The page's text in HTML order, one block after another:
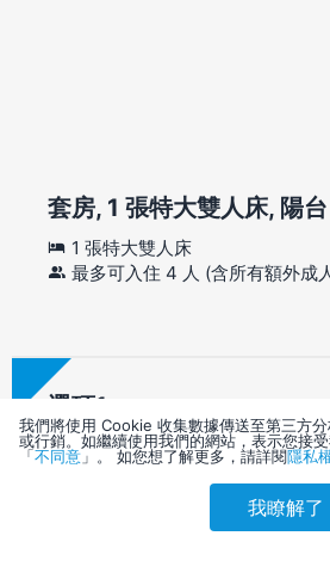
套房, 1 張特大雙人床, 陽台
1 張特大雙人床
最多可入住 4 人 (含所有額外成
選項
一經訂房不可取消
刷卡優惠
我們將使用 Cookie 收集數據傳送至第三方
或行銷。如繼續使用我們的網站，表示您接
「不同意 」。 如您想了解更多，請詳閱隱私
我瞭解了